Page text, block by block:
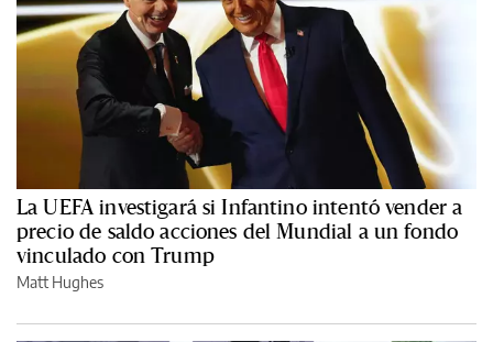
La UEFA investigará si Infantino intentó vender a
precio de saldo acciones del Mundial a un fondo
vinculado con Trump
Matt Hughes